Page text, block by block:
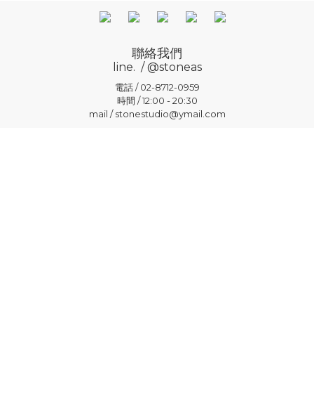
聯絡我們
line. / @stoneas
電話 / 02-8712-0959
時間 / 12:00 - 20:30
mail / stonestudio@ymail.com